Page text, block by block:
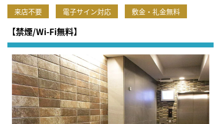
来店不要 電子サイン対応 敷金・礼金無料
【禁煙/Wi-Fi無料】